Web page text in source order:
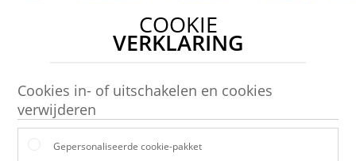
COOKIE
VERKLARING
Cookies in- of uitschakelen en cookies
verwijderen
Gepersonaliseerde cookie-pakket